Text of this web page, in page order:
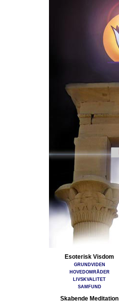
Esoterisk Visdom
GRUNDVIDEN
HOVEDOMRÅDER
LIVSKVALITET
SAMFUND
Skabende Meditation